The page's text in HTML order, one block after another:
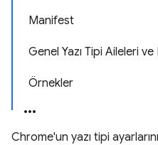
Manifest
Genel Yazı Tipi Aileleri
Örnekler
Chrome'un yazı tipi